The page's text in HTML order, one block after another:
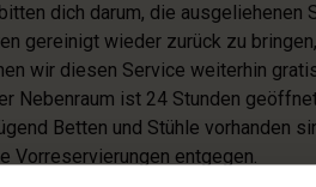
dich darum, die ausgeliehenen
gereinigt wieder zurück zu
wir diesen Service weiterhin
Nebenraum ist 24 Stunden
Betten und Stühle vorhanden
Vorreservierungen entgegen.